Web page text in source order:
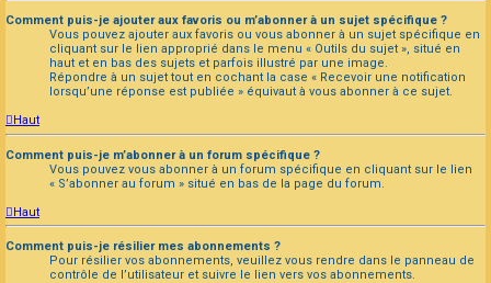
Comment puis-je ajouter aux favoris ou m’abonner à un sujet spécifique ?
Vous pouvez ajouter aux favoris ou vous abonner à un sujet spécifique en
cliquant sur le lien approprié dans le menu « Outils du sujet », situé en
haut et en bas des sujets et parfois illustré par une image.
Répondre à un sujet tout en cochant la case « Recevoir une notification
lorsqu’une réponse est publiée » équivaut à vous abonner à ce sujet.
Haut
Comment puis-je m’abonner à un forum spécifique ?
Vous pouvez vous abonner à un forum spécifique en cliquant sur le lien
« S’abonner au forum » situé en bas de la page du forum.
Haut
Comment puis-je résilier mes abonnements ?
Pour résilier vos abonnements, veuillez vous rendre dans le panneau de
contrôle de l’utilisateur et suivre le lien vers vos abonnements.